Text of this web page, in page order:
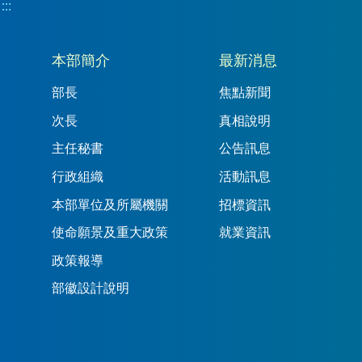
:::
:::
本部簡介
部長
次長
主任秘書
行政組織
本部單位及所屬機關
使命願景及重大政策
政策報導
部徽設計說明
最新消息
焦點新聞
真相說明
公告訊息
活動訊息
招標資訊
就業資訊